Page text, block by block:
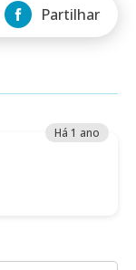
Partilhar
Há 1 ano